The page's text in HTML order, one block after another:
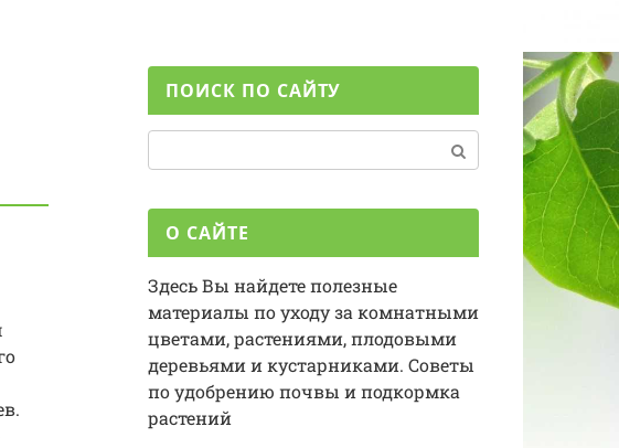
ПОИСК ПО САЙТУ
О САЙТЕ
Здесь Вы найдете полезные
материалы по уходу за комнатными
цветами, растениями, плодовыми
деревьями и кустарниками. Советы
по удобрению почвы и подкормка
растений